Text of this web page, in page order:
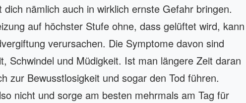
nämlich auch in wirklich ernste Gefahr bringen.
auf höchster Stufe ohne, dass gelüftet wird, kann
verursachen. Die Symptome davon sind
Schwindel und Müdigkeit. Ist man längere Zeit daran
zur Bewusstlosigkeit und sogar den Tod führen.
nicht und sorge am besten mehrmals am Tag für